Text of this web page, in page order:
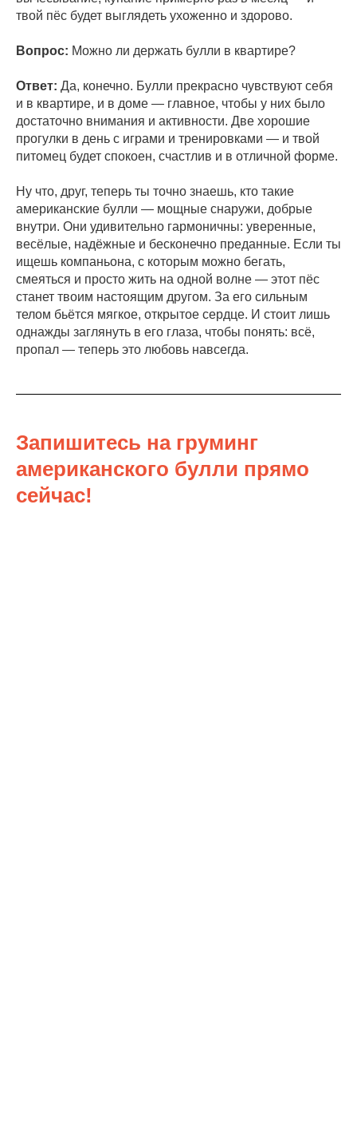
твой пёс будет выглядеть ухоженно и здорово.
Вопрос: Можно ли держать булли в квартире?
Ответ: Да, конечно. Булли прекрасно чувствуют себя
и в квартире, и в доме — главное, чтобы у них было
достаточно внимания и активности. Две хорошие
прогулки в день с играми и тренировками — и твой
питомец будет спокоен, счастлив и в отличной форме.
Ну что, друг, теперь ты точно знаешь, кто такие
американские булли — мощные снаружи, добрые
внутри. Они удивительно гармоничны: уверенные,
весёлые, надёжные и бесконечно преданные. Если ты
ищешь компаньона, с которым можно бегать,
смеяться и просто жить на одной волне — этот пёс
станет твоим настоящим другом. За его сильным
телом бьётся мягкое, открытое сердце. И стоит лишь
однажды заглянуть в его глаза, чтобы понять: всё,
пропал — теперь это любовь навсегда.
Запишитесь на груминг
американского булли прямо
сейчас!